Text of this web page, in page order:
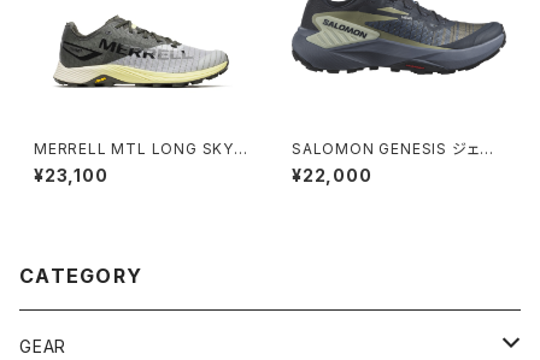
MERRELL MTL LONG SKY 2
MATRYX® エムティーエル ロ
ング スカイ 2 マトリックス®［メ
¥23,100
SALOMON GENESIS ジェネ
シス ［ウィメンズ］
¥22,000
CATEGORY
GEAR